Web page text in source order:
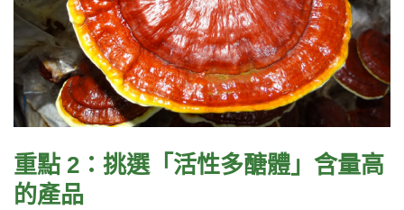
重點 2：挑選「活性多醣體」含量高
的產品